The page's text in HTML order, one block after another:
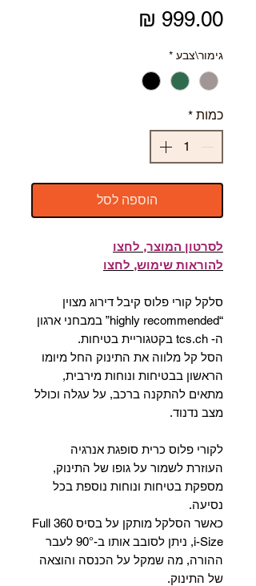
גימור\צבע *
כמות *
הוספה לסל
לסרטון המוצר, לחצו
להוראות שימוש, לחצו
סלקל קורי פלוס קיבל דירוג מצוין
“highly recommended” במבחני ארגון
ה- tcs.ch בקטגוריית בטיחות.
הסל קל מלווה את התינוק החל מיומו
הראשון בבטיחות ונוחות מירבית,
מתאים להתקנה ברכב, על עגלה וכולל
מצב נדנוד.
לקורי פלוס כרית סופגת אנרגיה
העוזרת לשמור על גופו של התינוק,
מספקת בטיחות ונוחות נוספת בכל
נסיעה.
כאשר הסלקל מותקן על בסיס Full 360
i-Size, ניתן לסובב אותו ב-90° לעבר
ההורה, מה שמקל על הכנסה והוצאה
של התינוק.